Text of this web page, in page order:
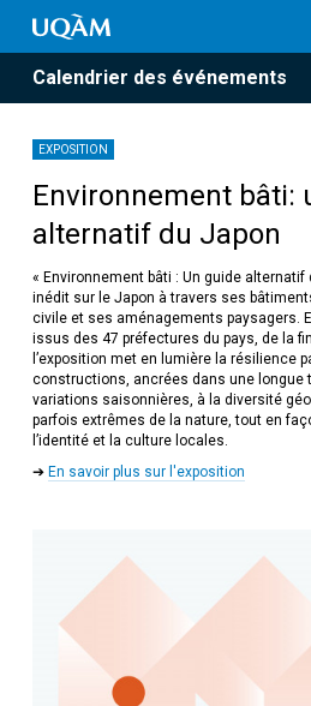
Calendrier des événements
EXPOSITION
Environnement bâti:
alternatif du Japon
« Environnement bâti : Un guide alternatif
inédit sur le Japon à travers ses
civile et ses aménagements paysagers.
issus des 47 préfectures du pays, de la
l’exposition met en lumière la résilience
constructions, ancrées dans une longue
variations saisonnières, à la diversité
parfois extrêmes de la nature, tout en
l’identité et la culture locales.
➔ En savoir plus sur l'exposition